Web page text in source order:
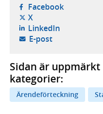
Facebook- öppnas i
X- öppnas i ny flik,
LinkedIn- öppnas i
E-post- öppnar din
Sidan är
kategorier:
Ärendeförteckning